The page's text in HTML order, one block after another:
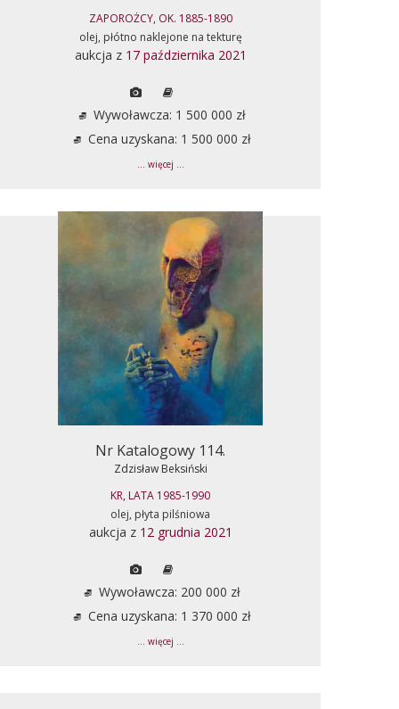
ZAPOROŻCY, OK. 1885-1890
olej, płótno naklejone na tekturę
aukcja z 17 października 2021
Wywoławcza: 1 500 000 zł
Cena uzyskana: 1 500 000 zł
... więcej ...
Nr Katalogowy 114.
Zdzisław Beksiński
KR, LATA 1985-1990
olej, płyta pilśniowa
aukcja z 12 grudnia 2021
Wywoławcza: 200 000 zł
Cena uzyskana: 1 370 000 zł
... więcej ...